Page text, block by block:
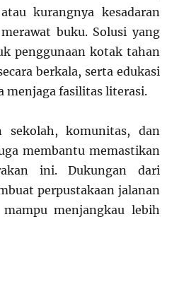
kurangnya kesadaran
buku. Solusi yang
penggunaan kotak tahan
berkala, serta edukasi
menjaga fasilitas literasi.
sekolah, komunitas, dan
membantu memastikan
ini. Dukungan dari
perpustakaan jalanan
menjangkau lebih